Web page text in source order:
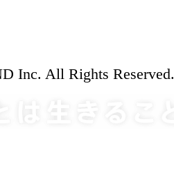
Inc. All Rights Reserved.